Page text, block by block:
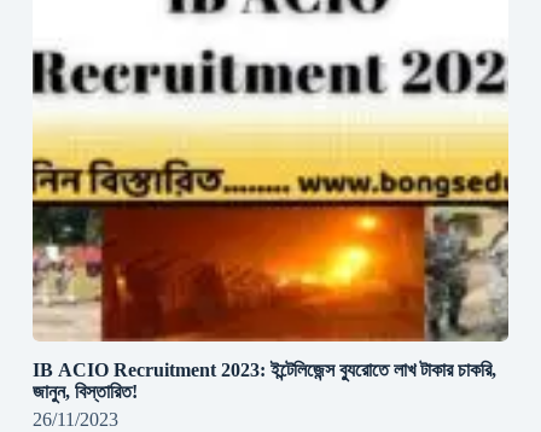
IB ACIO Recruitment 2023: ইন্টেলিজেন্স ব্যুরোতে লাখ টাকার চাকরি,
জানুন, বিস্তারিত!
26/11/2023